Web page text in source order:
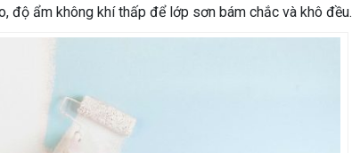
độ ẩm không khí thấp để lớp sơn bám chắc và khô đều.